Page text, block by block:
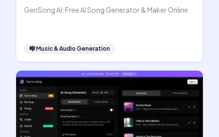
GenSong AI: Free AI Song Generator & Maker Online
🎼Music & Audio Generation